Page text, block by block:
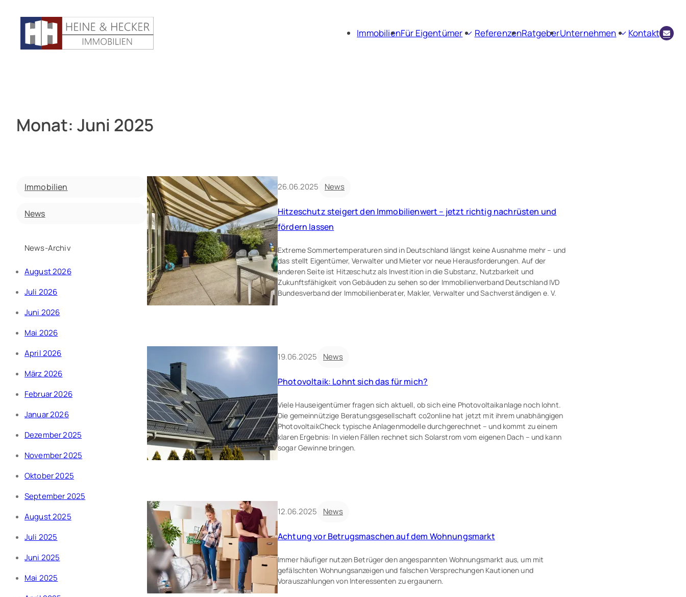
ImmobilienFür Eigentümer
ReferenzenRatgeberUnternehmen
Kontakt
Monat: Juni 2025
Immobilien
News
News-Archiv
August 2026
Juli 2026
Juni 2026
Mai 2026
April 2026
März 2026
Februar 2026
Januar 2026
Dezember 2025
November 2025
Oktober 2025
September 2025
August 2025
Juli 2025
Juni 2025
Mai 2025
26.06.2025 News
Hitzeschutz steigert den Immobilienwert – jetzt richtig nachrüsten und
fördern lassen
Extreme Sommertemperaturen sind in Deutschland längst keine Ausnahme mehr – und
das stellt Eigentümer, Verwalter und Mieter vor neue Herausforderungen. Auf der
anderen Seite ist Hitzeschutz als Investition in die Substanz, Nutzbarkeit und
Zukunftsfähigkeit von Gebäuden zu sehen so der Immobilienverband Deutschland IVD
Bundesverband der Immobilienberater, Makler, Verwalter und Sachverständigen e. V.
19.06.2025 News
Photovoltaik: Lohnt sich das für mich?
Viele Hauseigentümer fragen sich aktuell, ob sich eine Photovoltaikanlage noch lohnt.
Die gemeinnützige Beratungsgesellschaft co2online hat jetzt mit ihrem unabhängigen
PhotovoltaikCheck typische Anlagenmodelle durchgerechnet – und kommt zu einem
klaren Ergebnis: In vielen Fällen rechnet sich Solarstrom vom eigenen Dach – und kann
sogar Gewinne bringen.
12.06.2025 News
Achtung vor Betrugsmaschen auf dem Wohnungsmarkt
Immer häufiger nutzen Betrüger den angespannten Wohnungsmarkt aus, um mit
gefälschten Wohnungsanzeigen und falschen Versprechungen Kautionen und
Vorauszahlungen von Interessenten zu ergaunern.